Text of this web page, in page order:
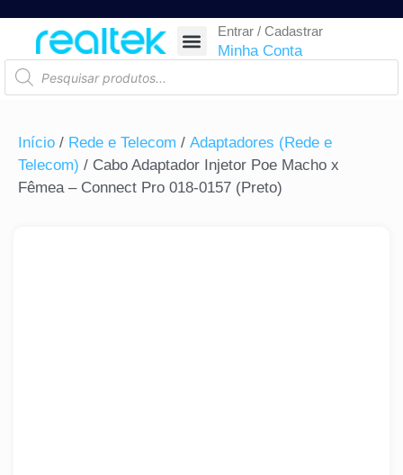
Entrar / Cadastrar
Minha Conta
Início / Rede e Telecom / Adaptadores (Rede e
Telecom) / Cabo Adaptador Injetor Poe Macho x
Fêmea – Connect Pro 018-0157 (Preto)